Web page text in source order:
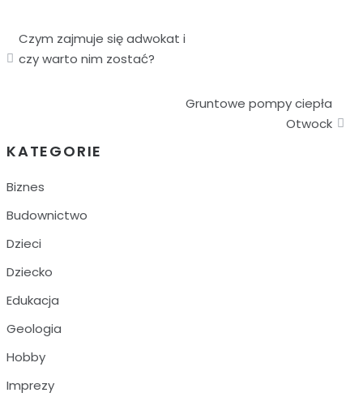
Czym zajmuje się adwokat i
czy warto nim zostać?
Gruntowe pompy ciepła
Otwock
KATEGORIE
Biznes
Budownictwo
Dzieci
Dziecko
Edukacja
Geologia
Hobby
Imprezy